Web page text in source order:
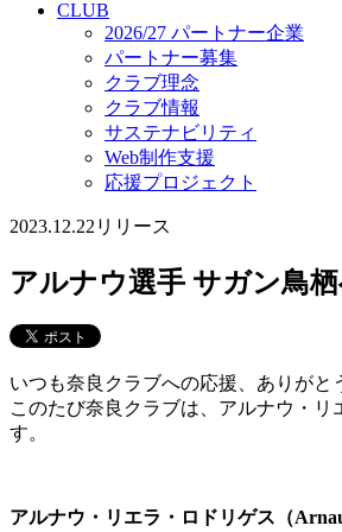
CLUB
2026/27 パートナー企業
パートナー募集
クラブ理念
クラブ情報
サステナビリティ
Web制作支援
応援プロジェクト
2023.12.22 リリース
アルナウ選手 サガン鳥
いつも奈良クラブへの応援、ありがと
このたび奈良クラブは、アルナウ・
す。
アルナウ・リエラ・ロドリゲス（